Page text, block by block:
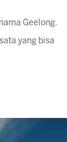
Geelong.
yang bisa